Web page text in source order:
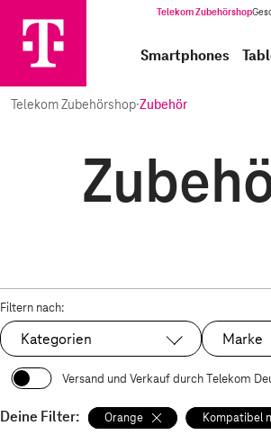
Telekom Zubehörshop
Smartphones
Telekom Zubehörshop·Zubehör
Filtern nach:
Kategorien Marke
Versand und Verkauf durch Telekom
Deine Filter: Orange Kompatibel